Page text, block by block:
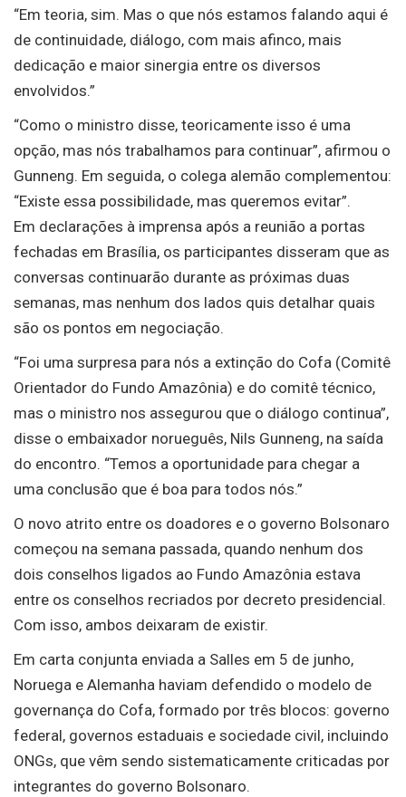
“Em teoria, sim. Mas o que nós estamos falando aqui é
de continuidade, diálogo, com mais afinco, mais
dedicação e maior sinergia entre os diversos
envolvidos.”
“Como o ministro disse, teoricamente isso é uma
opção, mas nós trabalhamos para continuar”, afirmou o
Gunneng. Em seguida, o colega alemão complementou:
“Existe essa possibilidade, mas queremos evitar”.
Em declarações à imprensa após a reunião a portas
fechadas em Brasília, os participantes disseram que as
conversas continuarão durante as próximas duas
semanas, mas nenhum dos lados quis detalhar quais
são os pontos em negociação.
“Foi uma surpresa para nós a extinção do Cofa (Comitê
Orientador do Fundo Amazônia) e do comitê técnico,
mas o ministro nos assegurou que o diálogo continua”,
disse o embaixador norueguês, Nils Gunneng, na saída
do encontro. “Temos a oportunidade para chegar a
uma conclusão que é boa para todos nós.”
O novo atrito entre os doadores e o governo Bolsonaro
começou na semana passada, quando nenhum dos
dois conselhos ligados ao Fundo Amazônia estava
entre os conselhos recriados por decreto presidencial.
Com isso, ambos deixaram de existir.
Em carta conjunta enviada a Salles em 5 de junho,
Noruega e Alemanha haviam defendido o modelo de
governança do Cofa, formado por três blocos: governo
federal, governos estaduais e sociedade civil, incluindo
ONGs, que vêm sendo sistematicamente criticadas por
integrantes do governo Bolsonaro.